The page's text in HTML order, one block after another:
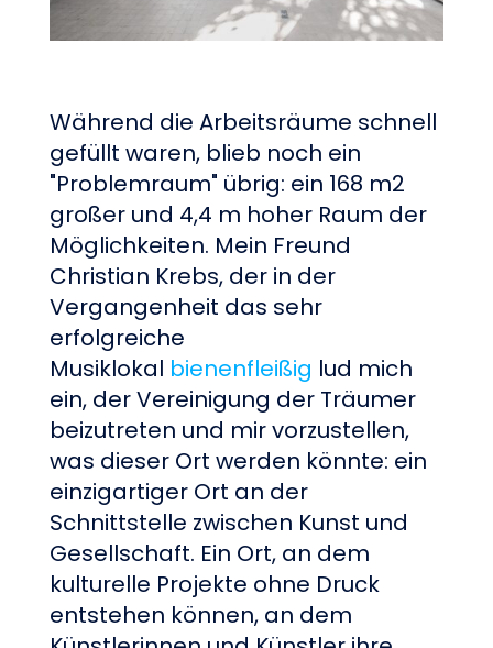
Während die Arbeitsräume schnell
gefüllt waren, blieb noch ein
"Problemraum" übrig: ein 168 m2
großer und 4,4 m hoher Raum der
Möglichkeiten. Mein Freund
Christian Krebs, der in der
Vergangenheit das sehr
erfolgreiche
Musiklokal bienenfleißig lud mich
ein, der Vereinigung der Träumer
beizutreten und mir vorzustellen,
was dieser Ort werden könnte: ein
einzigartiger Ort an der
Schnittstelle zwischen Kunst und
Gesellschaft. Ein Ort, an dem
kulturelle Projekte ohne Druck
entstehen können, an dem